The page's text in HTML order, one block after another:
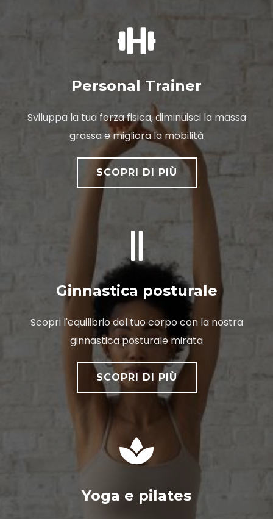
Personal Trainer
Sviluppa la tua forza fisica, diminuisci la massa
grassa e migliora la mobilità
SCOPRI DI PIÙ
Ginnastica posturale
Scopri l'equilibrio del tuo corpo con la nostra
ginnastica posturale mirata
SCOPRI DI PIÙ
Yoga e pilates